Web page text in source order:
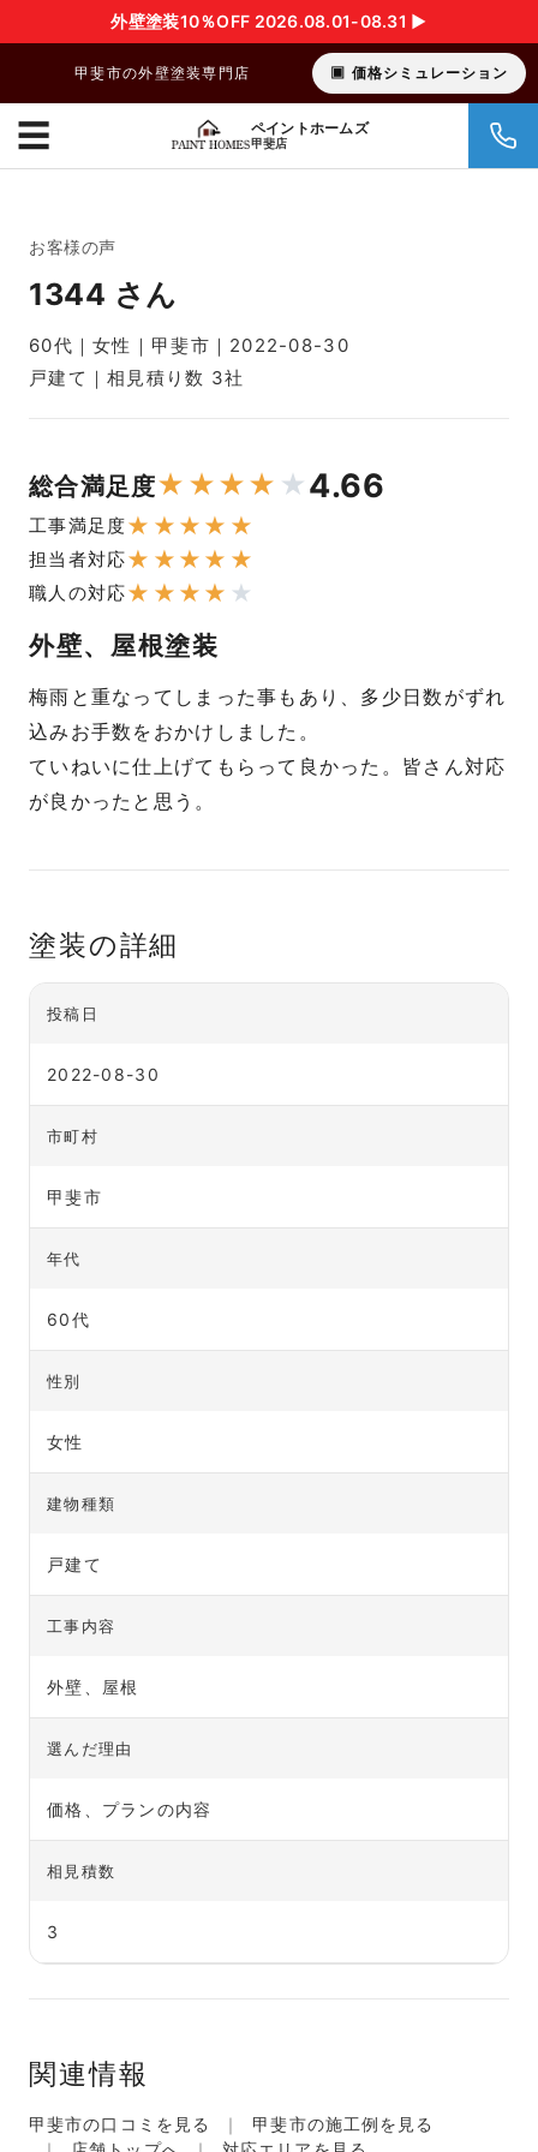
外壁塗装10％OFF 2026.08.01-08.31 ▶︎
甲斐市の外壁塗装専門店 価格シミュレーション
ペイントホームズ
甲斐店
☰
お客様の声
1344 さん
60代｜女性｜甲斐市｜2022-08-30
戸建て｜相見積り数 3社
総合満足度★ ★★★ ★ 4.66
工事満足度★ ★ ★ ★ ★
担当者対応★ ★ ★ ★ ★
職人の対応★ ★ ★ ★ ★
外壁、屋根塗装
梅雨と重なってしまった事もあり、多少日数がずれ
込みお手数をおかけしました。
ていねいに仕上げてもらって良かった。皆さん対応
が良かったと思う。
塗装の詳細
投稿日
2022-08-30
市町村
甲斐市
年代
60代
性別
女性
建物種類
戸建て
工事内容
外壁、屋根
選んだ理由
価格、プランの内容
相見積数
3
関連情報
甲斐市の口コミを見る
甲斐市の施工例を見る